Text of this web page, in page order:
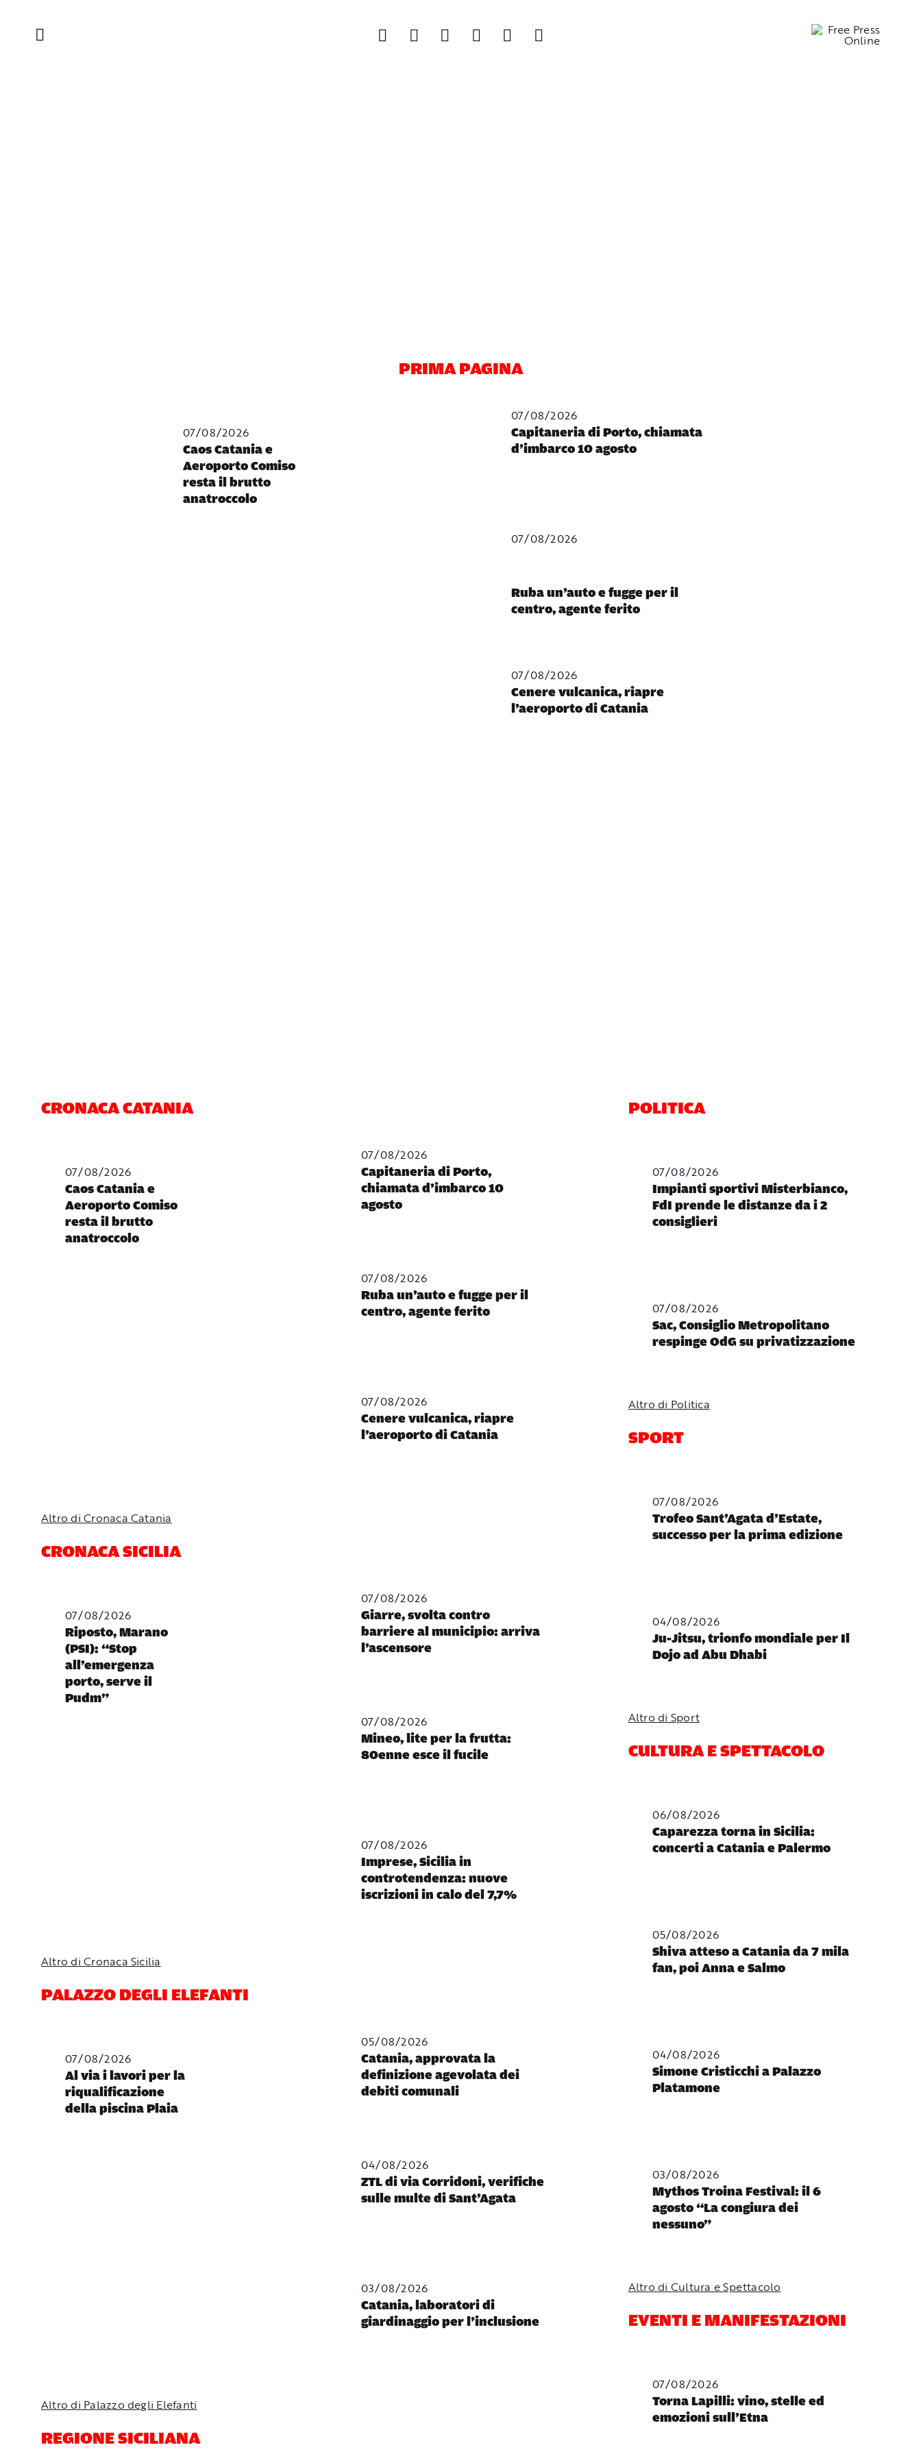
contenuto
PRIMA PAGINA
07/08/2026
Caos Catania e
Aeroporto Comiso
resta il brutto
anatroccolo
07/08/2026
Capitaneria di Porto, chiamata
d’imbarco 10 agosto
07/08/2026
Ruba un’auto e fugge per il
centro, agente ferito
07/08/2026
Cenere vulcanica, riapre
l’aeroporto di Catania
CRONACA CATANIA
07/08/2026
Caos Catania e
Aeroporto Comiso
resta il brutto
anatroccolo
07/08/2026
Capitaneria di Porto,
chiamata d’imbarco 10
agosto
07/08/2026
Ruba un’auto e fugge per il
centro, agente ferito
07/08/2026
Cenere vulcanica, riapre
l’aeroporto di Catania
Altro di Cronaca Catania
CRONACA SICILIA
07/08/2026
Riposto, Marano
(PSI): “Stop
all’emergenza
porto, serve il
Pudm”
07/08/2026
Giarre, svolta contro
barriere al municipio: arriva
l’ascensore
07/08/2026
Mineo, lite per la frutta:
80enne esce il fucile
07/08/2026
Imprese, Sicilia in
controtendenza: nuove
iscrizioni in calo del 7,7%
Altro di Cronaca Sicilia
PALAZZO DEGLI ELEFANTI
07/08/2026
Al via i lavori per la
riqualificazione
della piscina Plaia
05/08/2026
Catania, approvata la
definizione agevolata dei
debiti comunali
04/08/2026
ZTL di via Corridoni, verifiche
sulle multe di Sant’Agata
03/08/2026
Catania, laboratori di
giardinaggio per l’inclusione
Altro di Palazzo degli Elefanti
REGIONE SICILIANA
POLITICA
07/08/2026
Impianti sportivi Misterbianco,
FdI prende le distanze da i 2
consiglieri
07/08/2026
Sac, Consiglio Metropolitano
respinge OdG su privatizzazione
Altro di Politica
SPORT
07/08/2026
Trofeo Sant’Agata d’Estate,
successo per la prima edizione
04/08/2026
Ju-Jitsu, trionfo mondiale per Il
Dojo ad Abu Dhabi
Altro di Sport
CULTURA E SPETTACOLO
06/08/2026
Caparezza torna in Sicilia:
concerti a Catania e Palermo
05/08/2026
Shiva atteso a Catania da 7 mila
fan, poi Anna e Salmo
04/08/2026
Simone Cristicchi a Palazzo
Platamone
03/08/2026
Mythos Troina Festival: il 6
agosto “La congiura dei
nessuno”
Altro di Cultura e Spettacolo
EVENTI E MANIFESTAZIONI
07/08/2026
Torna Lapilli: vino, stelle ed
emozioni sull’Etna